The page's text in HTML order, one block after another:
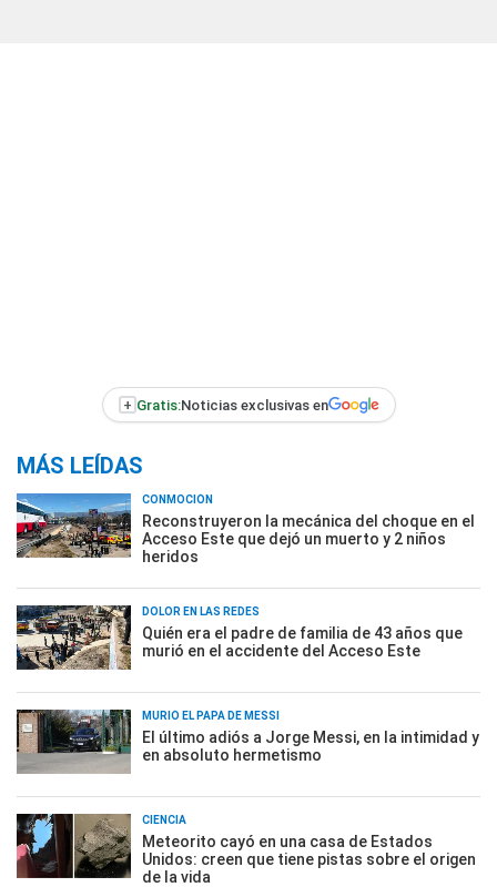
+ Gratis:Noticias exclusivas en
MÁS LEÍDAS
CONMOCIÓN
Reconstruyeron la mecánica del choque en el
Acceso Este que dejó un muerto y 2 niños
heridos
DOLOR EN LAS REDES
Quién era el padre de familia de 43 años que
murió en el accidente del Acceso Este
MURIÓ EL PAPÁ DE MESSI
El último adiós a Jorge Messi, en la intimidad y
en absoluto hermetismo
CIENCIA
Meteorito cayó en una casa de Estados
Unidos: creen que tiene pistas sobre el origen
de la vida